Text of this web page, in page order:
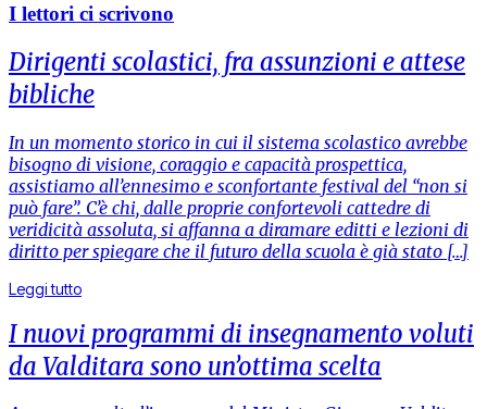
I lettori ci scrivono
Dirigenti scolastici, fra assunzioni e attese
bibliche
In un momento storico in cui il sistema scolastico avrebbe
bisogno di visione, coraggio e capacità prospettica,
assistiamo all’ennesimo e sconfortante festival del “non si
può fare”. C’è chi, dalle proprie confortevoli cattedre di
veridicità assoluta, si affanna a diramare editti e lezioni di
diritto per spiegare che il futuro della scuola è già stato […]
Leggi tutto
I nuovi programmi di insegnamento voluti
da Valditara sono un’ottima scelta